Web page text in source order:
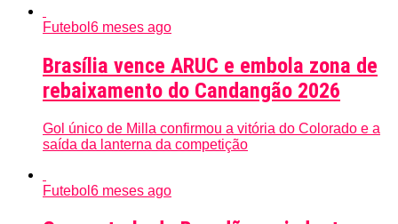
Futebol 6 meses ago
Brasília vence ARUC e embola zona de
rebaixamento do Candangão 2026
Gol único de Milla confirmou a vitória do Colorado e a
saída da lanterna da competição
Futebol 6 meses ago